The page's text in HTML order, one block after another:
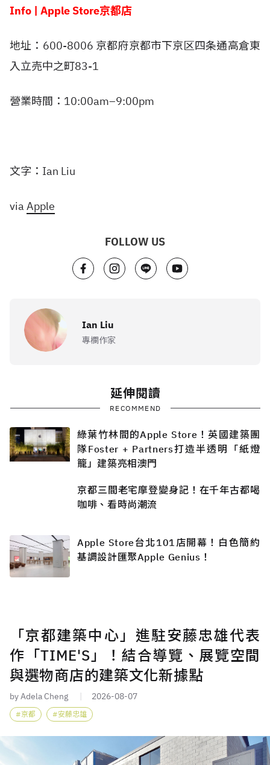
Info | Apple Store京都店
地址：600-8006 京都府京都市下京区四条通高倉東
入立売中之町83-1
營業時間：10:00am–9:00pm
文字：Ian Liu
via Apple
FOLLOW US
Ian Liu
專欄作家
延伸閱讀
RECOMMEND
綠葉竹林間的Apple Store！英國建築團
隊Foster + Partners打造半透明「紙燈
籠」建築亮相澳門
京都三間老宅摩登變身記！在千年古都喝
咖啡、看時尚潮流
Apple Store台北101店開幕！白色簡約
基調設計匯聚Apple Genius！
「京都建築中心」進駐安藤忠雄代表
作「TIME'S」！結合導覽、展覽空間
與選物商店的建築文化新據點
by Adela Cheng 2026-08-07
京都 安藤忠雄